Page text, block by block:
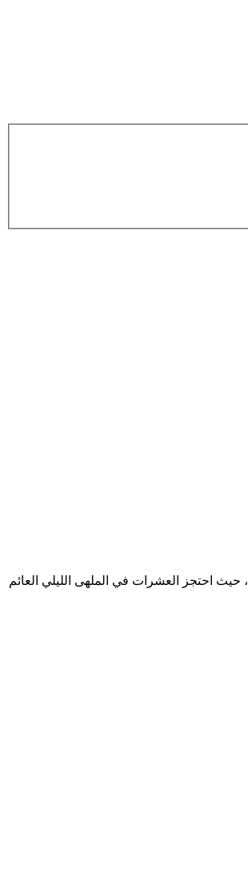
أنشأ الصفحة ب''''حادثة كوين بوت''' هي حادثة جرت في مصر عام عام 2001، حيث احتجز العشرات في الملهى الليلي العائم